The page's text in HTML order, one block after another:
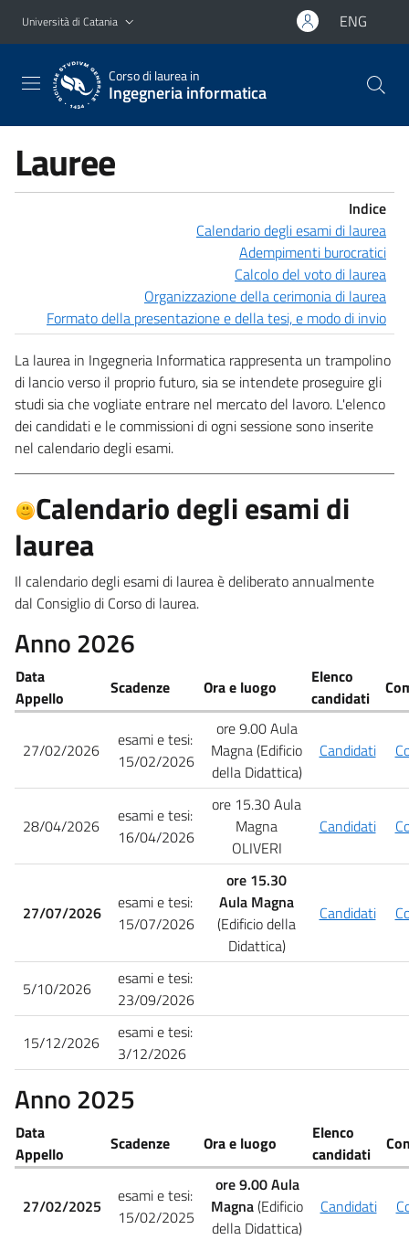
Vai al contenuto principale
Vai al menu di navigazione
Università di Catania ENG
Corso di laurea in
Ingegneria informatica
Lauree
Indice
Calendario degli esami di laurea
Adempimenti burocratici
Calcolo del voto di laurea
Organizzazione della cerimonia di laurea
Formato della presentazione e della tesi, e modo di invio
La laurea in Ingegneria Informatica rappresenta un trampolino
di lancio verso il proprio futuro, sia se intendete proseguire gli
studi sia che vogliate entrare nel mercato del lavoro. L'elenco
dei candidati e le commissioni di ogni sessione sono inserite
nel calendario degli esami.
Calendario degli esami di
laurea
Il calendario degli esami di laurea è deliberato annualmente
dal Consiglio di Corso di laurea.
Anno 2026
Data
Appello
Scadenze Ora e luogo
Elenco
candidati
27/02/2026
esami e tesi:
15/02/2026
ore 9.00 Aula
Magna (Edificio
della Didattica)
Candidati
28/04/2026
esami e tesi:
16/04/2026
ore 15.30 Aula
Magna
OLIVERI
Candidati
27/07/2026
esami e tesi:
15/07/2026
ore 15.30
Aula Magna
(Edificio della
Didattica)
Candidati
5/10/2026
esami e tesi:
23/09/2026
15/12/2026
esami e tesi:
3/12/2026
Anno 2025
Data
Appello
Scadenze Ora e luogo
Elenco
candidati
27/02/2025
esami e tesi:
15/02/2025
ore 9.00 Aula
Magna(Edificio
della Didattica)
Candidati